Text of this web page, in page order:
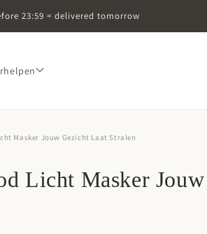
23:59 = delivered tomorrow
Masker Jouw Gezicht Laat Stralen
Licht Masker